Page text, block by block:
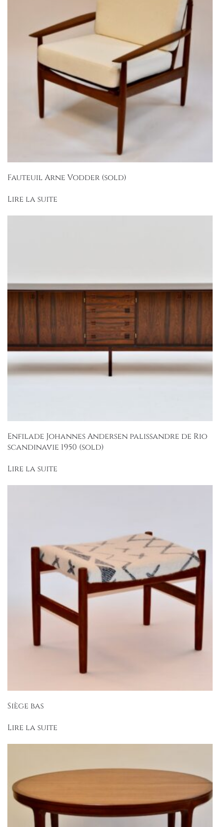
Fauteuil Arne Vodder (sold)
Lire la suite
Enfilade Johannes Andersen palissandre de Rio
scandinavie 1950 (sold)
Lire la suite
Siège bas
Lire la suite